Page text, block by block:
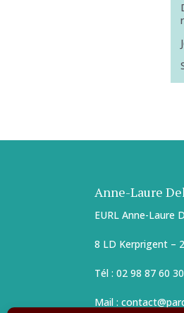
Anne-Laure
EURL Anne-Laure
8 LD Kerprigent –
Tél : 02 98 87 60 30
Mail :